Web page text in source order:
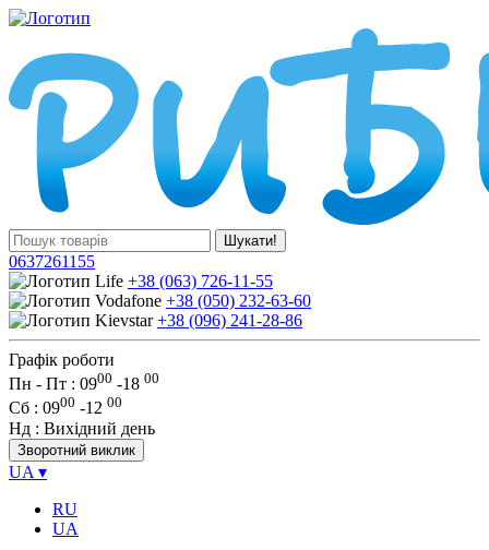
Шукати!
0637261155
+38 (063) 726-11-55
+38 (050) 232-63-60
+38 (096) 241-28-86
Графік роботи
Пн - Пт : 0900 -18 00
Сб : 0900 -12 00
Нд : Вихідний день
Зворотний виклик
UA ▾
RU
UA